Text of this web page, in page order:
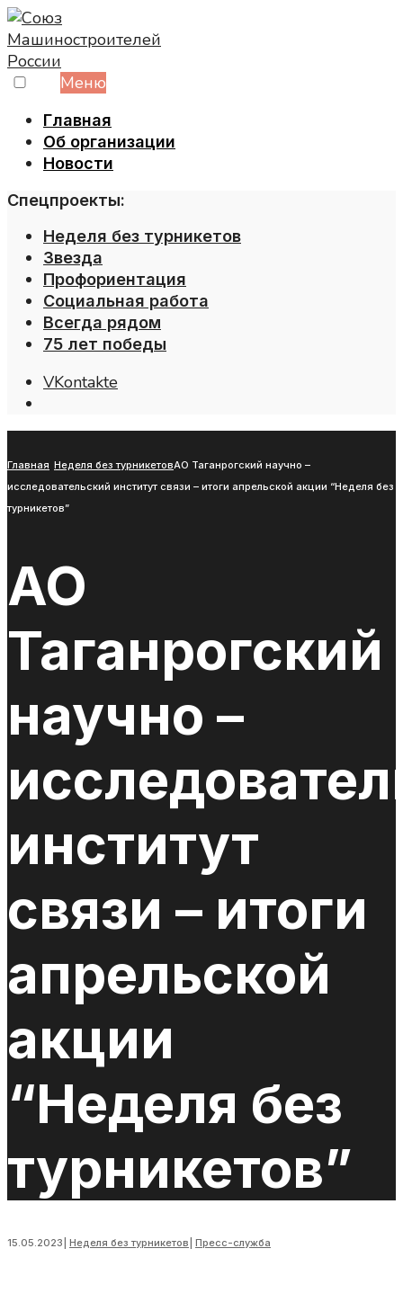
Skip
to
content
Меню
Главная
Об организации
Новости
Спецпроекты:
Неделя без турникетов
Звезда
Профориентация
Социальная работа
Всегда рядом
75 лет победы
VKontakte
Главная Неделя без турникетовАО Таганрогский научно –
исследовательский институт связи – итоги апрельской акции “Неделя без
турникетов”
АО
Таганрогский
научно –
институт
связи – итоги
апрельской
акции
“Неделя без
турникетов”
15.05.2023 Неделя без турникетов Пресс-служба